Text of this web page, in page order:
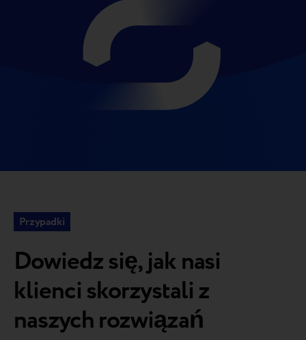
Przypadki
Dowiedz się, jak nasi
klienci skorzystali z
naszych rozwiązań